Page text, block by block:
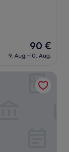
Der
Preis
beträgt
90 €
9. Aug.–10. Aug.